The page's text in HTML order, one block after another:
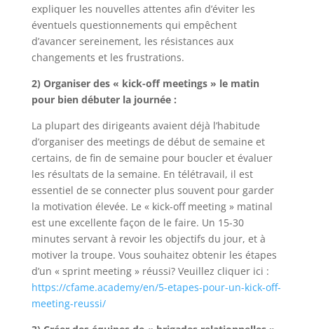
expliquer les nouvelles attentes afin d’éviter les
éventuels questionnements qui empêchent
d’avancer sereinement, les résistances aux
changements et les frustrations.
2) Organiser des « kick-off meetings » le matin
pour bien débuter la journée :
La plupart des dirigeants avaient déjà l’habitude
d’organiser des meetings de début de semaine et
certains, de fin de semaine pour boucler et évaluer
les résultats de la semaine. En télétravail, il est
essentiel de se connecter plus souvent pour garder
la motivation élevée. Le « kick-off meeting » matinal
est une excellente façon de le faire. Un 15-30
minutes servant à revoir les objectifs du jour, et à
motiver la troupe. Vous souhaitez obtenir les étapes
d’un « sprint meeting » réussi? Veuillez cliquer ici :
https://cfame.academy/en/5-etapes-pour-un-kick-off-
meeting-reussi/